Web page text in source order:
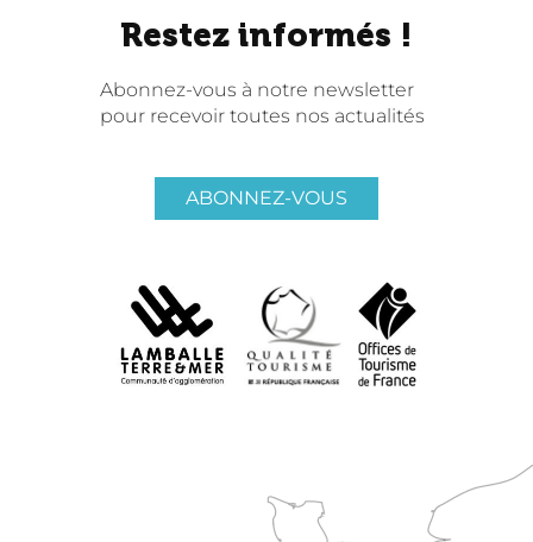
Restez informés !
Abonnez-vous à notre newsletter
pour recevoir toutes nos actualités
ABONNEZ-VOUS